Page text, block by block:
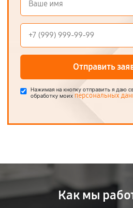
Отправить
Нажимая на кнопку отправить я даю
обработку моих персональных
Как мы